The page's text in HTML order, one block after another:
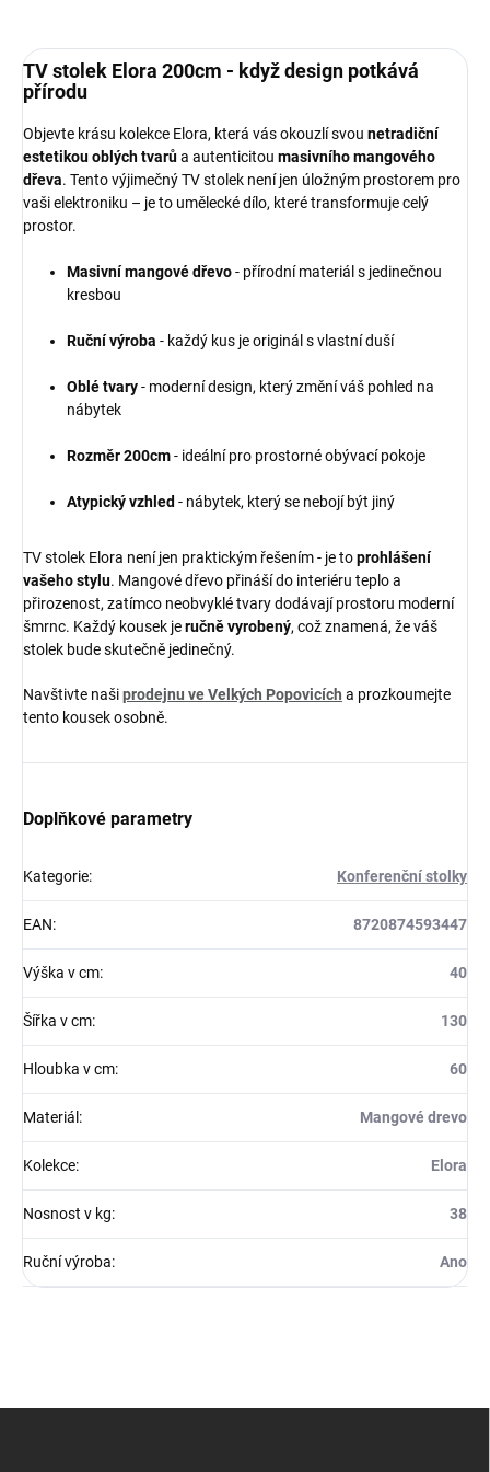
TV stolek Elora 200cm - když design potkává
přírodu
Objevte krásu kolekce Elora, která vás okouzlí svou netradiční
estetikou oblých tvarůa autenticitou masivního mangového
dřeva. Tento výjimečný TV stolek není jen úložným prostorem pro
vaši elektroniku – je to umělecké dílo, které transformuje celý
prostor.
Masivní mangové dřevo- přírodní materiál s jedinečnou
kresbou
Ruční výroba - každý kus je originál s vlastní duší
Oblé tvary- moderní design, který změní váš pohled na
nábytek
Rozměr 200cm- ideální pro prostorné obývací pokoje
Atypický vzhled - nábytek, který se nebojí být jiný
TV stolek Elora není jen praktickým řešením - je toprohlášení
vašeho stylu. Mangové dřevo přináší do interiéru teplo a
přirozenost, zatímco neobvyklé tvary dodávají prostoru moderní
šmrnc. Každý kousek jeručně vyrobený, což znamená, že váš
stolek bude skutečně jedinečný.
Navštivte našiprodejnu ve Velkých Popovicích a prozkoumejte
tento kousek osobně.
Doplňkové parametry
Kategorie: Konferenční stolky
EAN: 8720874593447
Výška v cm: 40
Šířka v cm: 130
Hloubka v cm: 60
Materiál : Mangové drevo
Kolekce: Elora
Nosnost v kg: 38
Ruční výroba: Ano